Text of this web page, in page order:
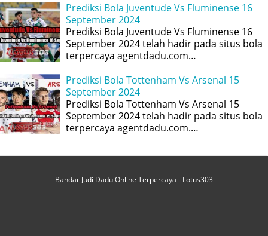
Prediksi Bola Juventude Vs Fluminense 16
September 2024
Prediksi Bola Juventude Vs Fluminense 16
September 2024 telah hadir pada situs bola
terpercaya agentdadu.com…
Prediksi Bola Tottenham Vs Arsenal 15
September 2024
Prediksi Bola Tottenham Vs Arsenal 15
September 2024 telah hadir pada situs bola
terpercaya agentdadu.com.…
Bandar Judi Dadu Online Terpercaya - Lotus303